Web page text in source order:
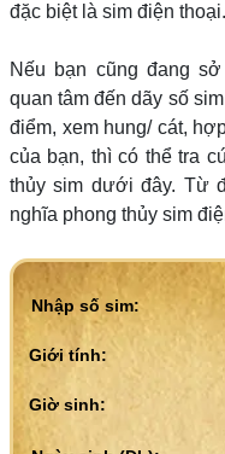
đặc biệt là sim điện thoại.
Nếu bạn cũng đang
quan tâm đến dãy số
điểm, xem hung/ cát,
của bạn, thì có thể tra
thủy sim dưới đây. Từ
nghĩa phong thủy sim
Nhập số sim:
Giới tính:
Giờ sinh: